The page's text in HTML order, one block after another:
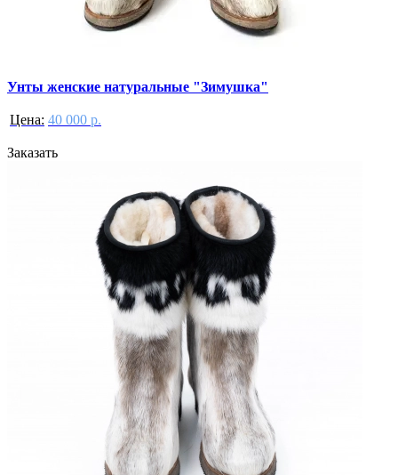
Унты женские натуральные "Зимушка"
Цена: 40 000 р.
Заказать